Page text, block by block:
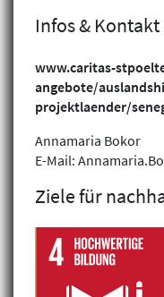
Infos & Kontakt
www.caritas-
angebote/
projektlaender/
Annamaria Bokor
E-Mail:
Ziele für